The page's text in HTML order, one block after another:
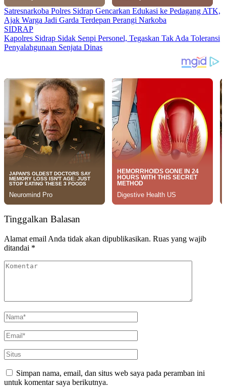
Satresnarkoba Polres Sidrap Gencarkan Edukasi ke Pedagang ATK,
Ajak Warga Jadi Garda Terdepan Perangi Narkoba
SIDRAP
Kapolres Sidrap Sidak Senpi Personel, Tegaskan Tak Ada Toleransi
Penyalahgunaan Senjata Dinas
Tinggalkan Balasan
Alamat email Anda tidak akan dipublikasikan. Ruas yang wajib
ditandai *
Simpan nama, email, dan situs web saya pada peramban ini
untuk komentar saya berikutnya.